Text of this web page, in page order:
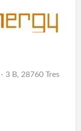
3 B, 28760 Tres